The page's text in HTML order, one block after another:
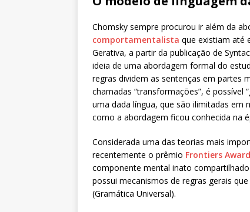
Chomsky sempre procurou ir além da
comportamentalista que existiam até
Gerativa, a partir da publicação de
ideia de uma abordagem formal do
regras dividem as sentenças em partes
chamadas “transformações”, é possível
uma dada língua, que são ilimitadas em
como a abordagem ficou conhecida na
Considerada uma das teorias mais
recentemente o prêmio Frontiers Award
componente mental inato
possui mecanismos de regras gerais
(Gramática Universal).